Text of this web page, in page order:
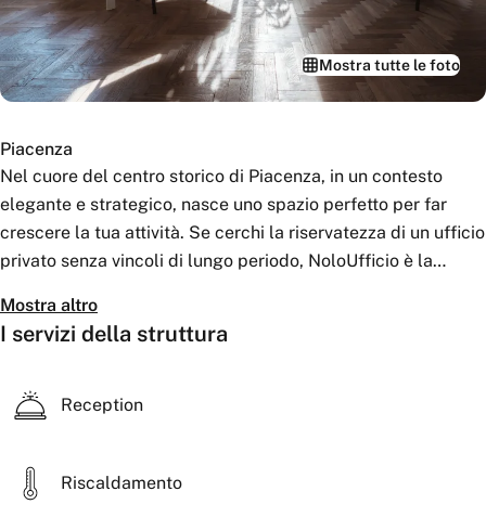
Mostra tutte le foto
Piacenza
Nel cuore del centro storico di Piacenza, in un contesto
elegante e strategico, nasce uno spazio perfetto per far
crescere la tua attività. Se cerchi la riservatezza di un ufficio
privato senza vincoli di lungo periodo, NoloUfficio è la
minimal e funzionale, offrono tutto ciò che serve per
lavorare al meglio: connessione Wi-Fi ultraveloce, servizio di
favorisce produttività e comfort. La soluzione ideale per
della città.
Mostra altro
I servizi della struttura
Reception
Riscaldamento